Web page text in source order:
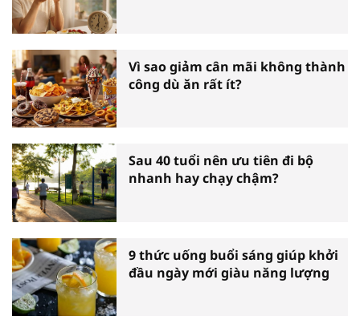
Vì sao giảm cân mãi không thành
công dù ăn rất ít?
Sau 40 tuổi nên ưu tiên đi bộ
nhanh hay chạy chậm?
9 thức uống buổi sáng giúp khởi
đầu ngày mới giàu năng lượng